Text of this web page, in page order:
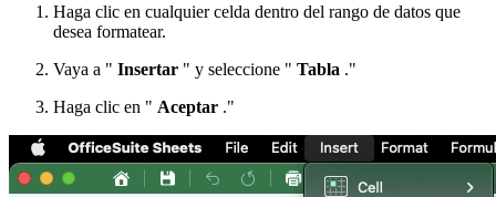
Haga clic en cualquier celda dentro del rango de datos que
desea formatear.
Vaya a " Insertar " y seleccione " Tabla ."
Haga clic en " Aceptar ."